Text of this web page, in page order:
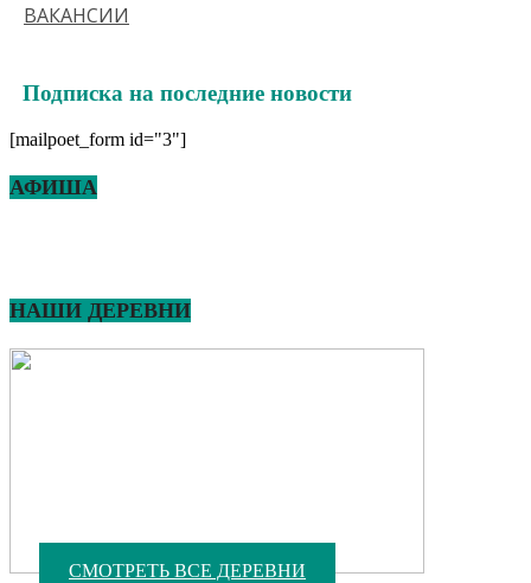
ВАКАНСИИ
Подписка на последние новости
[mailpoet_form id="3"]
АФИША
НАШИ ДЕРЕВНИ
СМОТРЕТЬ ВСЕ ДЕРЕВНИ